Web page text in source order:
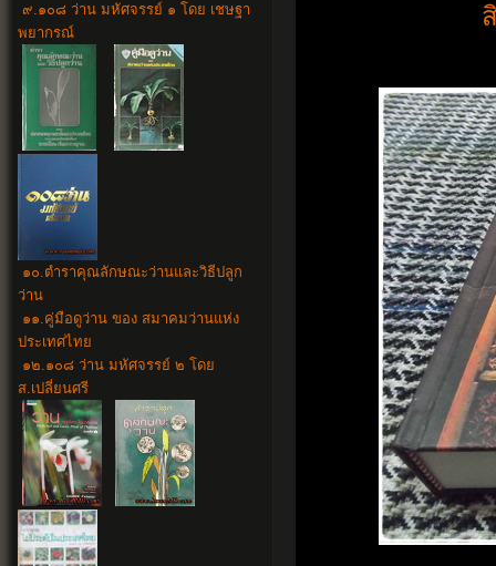
๙.๑๐๘ ว่าน มหัศจรรย์ ๑ โดย เชษฐา
พยากรณ์
๑๐.ตำราคุณลักษณะว่านและวิธีปลูก
ว่าน
๑๑.คู่มือดูว่าน ของ สมาคมว่านแห่ง
ประเทศไทย
๑๒.๑๐๘ ว่าน มหัศจรรย์ ๒ โดย
ส.เปลี่ยนศรี